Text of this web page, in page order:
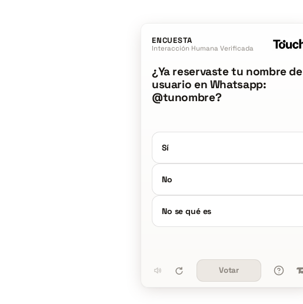
ENCUESTA
Interacción Humana Verificada
¿Ya reservaste tu nombre de
usuario en Whatsapp:
@tunombre?
Sí
No
No se qué es
Votar